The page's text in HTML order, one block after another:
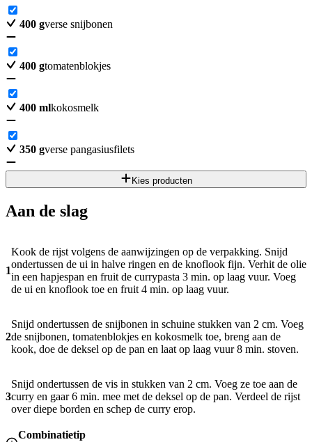
400 gverse snijbonen
400 gtomatenblokjes
400 mlkokosmelk
350 gverse pangasiusfilets
Kies producten
Aan de slag
1
Kook de rijst volgens de aanwijzingen op de verpakking. Snijd
ondertussen de ui in halve ringen en de knoflook fijn. Verhit de olie
in een hapjespan en fruit de currypasta 3 min. op laag vuur. Voeg
de ui en knoflook toe en fruit 4 min. op laag vuur.
2
Snijd ondertussen de snijbonen in schuine stukken van 2 cm. Voeg
de snijbonen, tomatenblokjes en kokosmelk toe, breng aan de
kook, doe de deksel op de pan en laat op laag vuur 8 min. stoven.
3
Snijd ondertussen de vis in stukken van 2 cm. Voeg ze toe aan de
curry en gaar 6 min. mee met de deksel op de pan. Verdeel de rijst
over diepe borden en schep de curry erop.
Combinatietip